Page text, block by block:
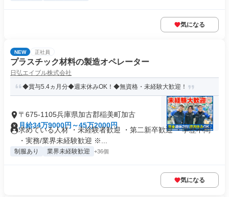
気になる
NEW 正社員
プラスチック材料の製造オペレーター
日弘エイブル株式会社
◆賞与5.4ヵ月分◆週末休みOK！◆無資格・未経験大歓迎！
〒675-1105兵庫県加古郡稲美町加古
月給34万9000円～45万2000円
求めている人材 ・未経験者歓迎 ・第二新卒歓迎 ・学歴不問
・実務/業界未経験歓迎 ※...
制服あり 業界未経験歓迎 +36個
気になる